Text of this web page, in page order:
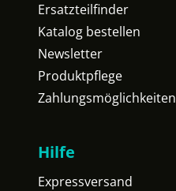
Ersatzteilfinder
Katalog bestellen
Newsletter
Produktpflege
Zahlungsmöglichkeiten
Hilfe
Expressversand